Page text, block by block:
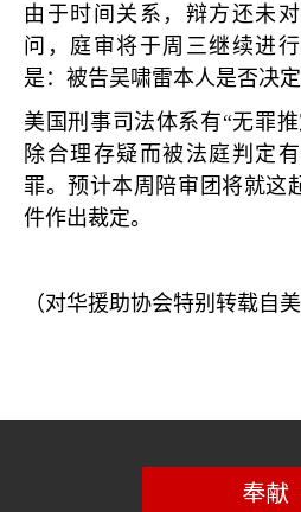
由于时间关系，辩方还未
问，庭审将于周三继续进
是：被告吴啸雷本人是否决
美国刑事司法体系有“无罪
除合理存疑而被法庭判定
罪。预计本周陪审团将就这
件作出裁定。
（对华援助协会特别转载自美
奉献